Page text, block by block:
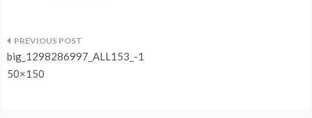
Navegação
de
big_1298286997_ALL153_-1
50×150